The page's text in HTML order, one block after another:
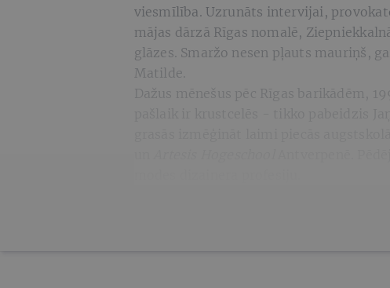
viesmīlība. Uzrunāts intervijai,
mājas dārzā Rīgas nomalē,
glāzes. Smaržo nesen pļauts mauriņš,
Matilde.
Dažus mēnešus pēc Rīgas barikādēm,